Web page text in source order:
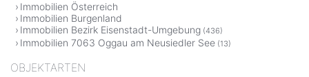
Immobilien Österreich
Immobilien Burgenland
Immobilien Bezirk Eisenstadt-Umgebung (436)
Immobilien 7063 Oggau am Neusiedler See (13)
OBJEKTARTEN